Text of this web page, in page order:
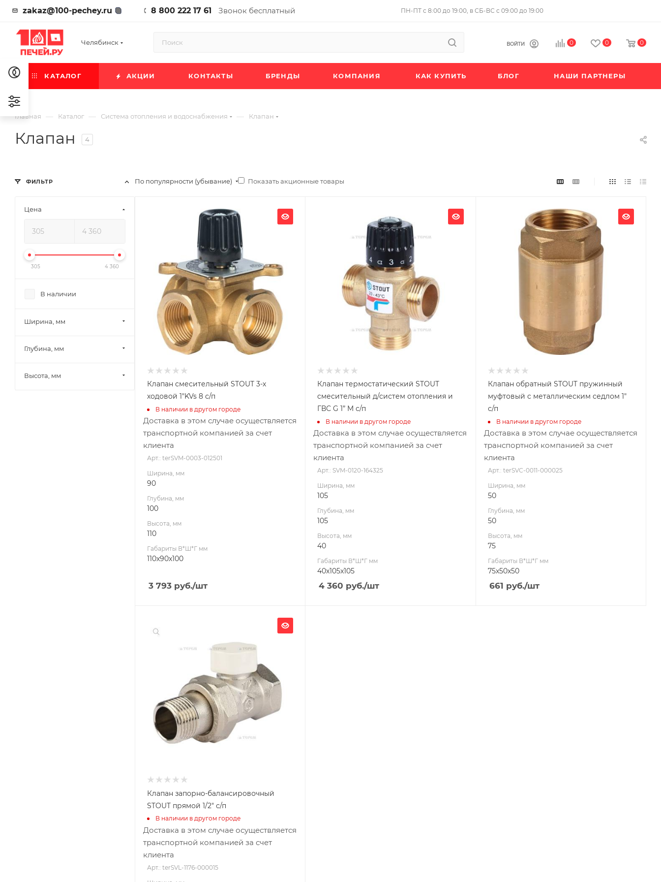
zakaz@100-pechey.ru 8 800 222 17 61 Звонок бесплатный ПН-ПТ с 8:00 до 19:00, в СБ-ВС с 09:00 до 19:00
Челябинск ВОЙТИ 0 0 0
КАТАЛОГ АКЦИИ КОНТАКТЫ БРЕНДЫ КОМПАНИЯ КАК КУПИТЬ БЛОГ НАШИ ПАРТНЕРЫ
Главная — Каталог — Система отопления и водоснабжения — Клапан
Клапан 4
По популярности (убывание) Показать акционные товары
Высота, мм
Габариты В*Ш*Г мм
110x90x100
Клапан смесительный STOUT 3-х
ходовой 1"KVs 8 с/п
В наличии в другом городе
Доставка в этом случае осуществляется
транспортной компанией за счет
клиента
Арт.: terSVM-0003-012501
Ширина, мм
90
Глубина, мм
100
Высота, мм
110
Габариты В*Ш*Г мм
110x90x100
3 793 руб./шт
Глубина, мм
Габариты В*Ш*Г мм
40x105x105
Клапан термостатический STOUT
смесительный д/систем отопления и
ГВС G 1” M с/п
В наличии в другом городе
Доставка в этом случае осуществляется
транспортной компанией за счет
клиента
Арт.: SVM-0120-164325
Ширина, мм
105
Глубина, мм
105
Высота, мм
40
Габариты В*Ш*Г мм
40x105x105
4 360 руб./шт
Габариты В*Ш*Г мм
Клапан обратный STOUT пружинный
муфтовый с металлическим седлом 1"
с/п
В наличии в другом городе
Доставка в этом случае осуществляется
транспортной компанией за счет
клиента
Арт.: terSVC-0011-000025
Ширина, мм
50
Глубина, мм
50
Высота, мм
75
Габариты В*Ш*Г мм
75x50x50
661 руб./шт
40
Глубина, мм
Габариты В*Ш*Г мм
30x40x70
Клапан запорно-балансировочный
STOUT прямой 1/2" с/п
В наличии в другом городе
Доставка в этом случае осуществляется
транспортной компанией за счет
клиента
Арт.: terSVL-1176-000015
ФИЛЬТР
Цена
305 4 360
В наличии
Ширина, мм
Глубина, мм
Высота, мм